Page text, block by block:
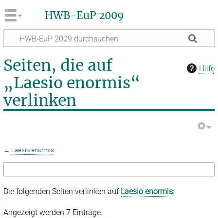
HWB-EuP 2009
Hilfe
Seiten, die auf
„Laesio enormis“
verlinken
← Laesio enormis
Die folgenden Seiten verlinken auf Laesio enormis:
Angezeigt werden 7 Einträge.